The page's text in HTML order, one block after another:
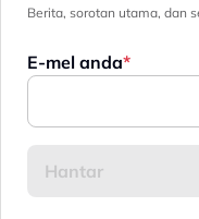
Berita, sorotan utama, dan
E-mel anda